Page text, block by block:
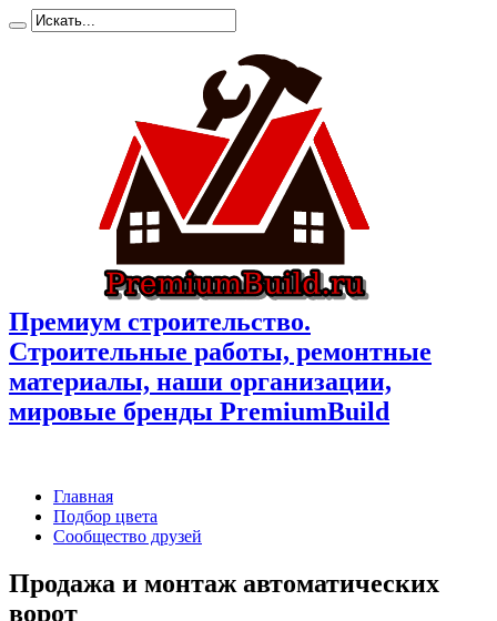
Премиум cтроительство.
Cтроительные работы, ремонтные
материалы, наши организации,
мировые бренды PremiumBuild
Главная
Подбор цвета
Сообщество друзей
Продажа и монтаж автоматических
ворот